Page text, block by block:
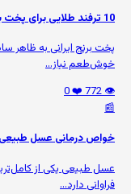
10 ترفند طلایی برای پخت برنج ایرانی عالی
پخت برنج ایرانی به ظاهر
خوش‌طعم نیاز...
👁️ 772
❤️ 0
📰
خواص درمانی عسل
عسل طبیعی یکی از
فراوانی دارد...